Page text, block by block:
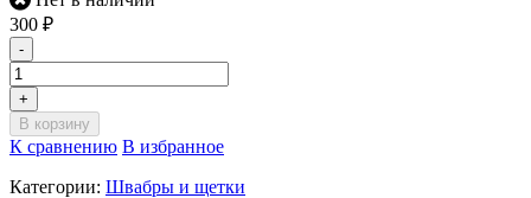
300 ₽
-
+
В корзину
К сравнению В избранное
Категории: Швабры и щетки